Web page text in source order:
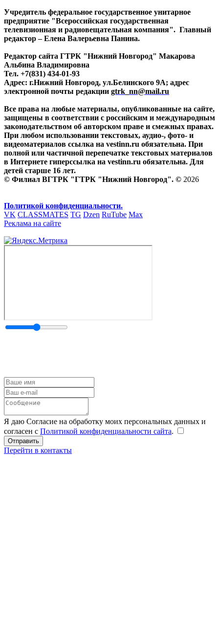
Учредитель федеральное государственное унитарное
предприятие "Всероссийская государственная
телевизионная и радиовещательная компания". Главный
редактор – Елена Валерьевна Панина.
Редактор сайта ГТРК "Нижний Новгород" Макарова
Альбина Владимировна
Тел. +7(831) 434-01-93
Адрес: г.Нижний Новгород, ул.Белинского 9А; адрес
электронной почты редакции gtrk_nn@mail.ru
Все права на любые материалы, опубликованные на сайте,
защищены в соответствии с российским и международным
законодательством об авторском праве и смежных правах.
При любом использовании текстовых, аудио-, фото- и
видеоматериалов ссылка на vestinn.ru обязательна. При
полной или частичной перепечатке текстовых материалов
в Интернете гиперссылка на vestinn.ru обязательна. Для
детей старше 16 лет.
© Филиал ВГТРК "ГТРК "Нижний Новгород". © 2026
Политикой конфиденциальности.
VK CLASSMATES TG Dzen RuTube Max
Реклама на сайте
Я даю Согласие на обработку моих персональных данных и
согласен с Политикой конфиденциальности сайта.
Перейти в контакты